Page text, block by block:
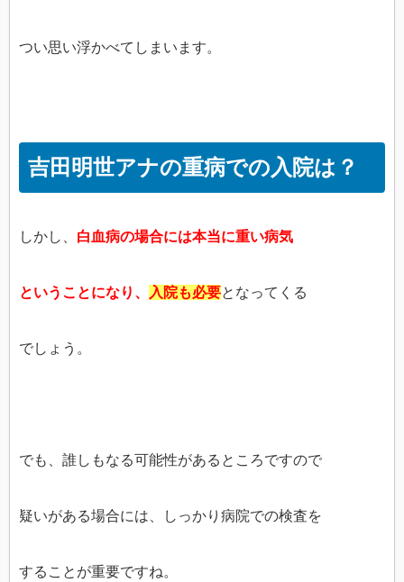
つい思い浮かべてしまいます。
吉田明世アナの重病での入院は？
しかし、 白血病の場合には本当に重い病気
ということになり、 入院も必要となってくる
でしょう。
でも、誰しもなる可能性があるところですので
疑いがある場合には、しっかり病院での検査を
することが重要ですね。